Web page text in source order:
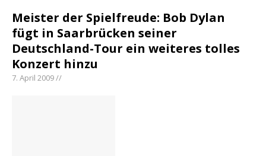
Meister der Spielfreude: Bob Dylan
fügt in Saarbrücken seiner
Deutschland-Tour ein weiteres tolles
Konzert hinzu
7. April 2009 //